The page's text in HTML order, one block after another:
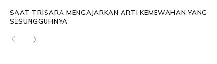
SAAT TRISARA MENGAJARKAN ARTI KEMEWAHAN YANG
SESUNGGUHNYA